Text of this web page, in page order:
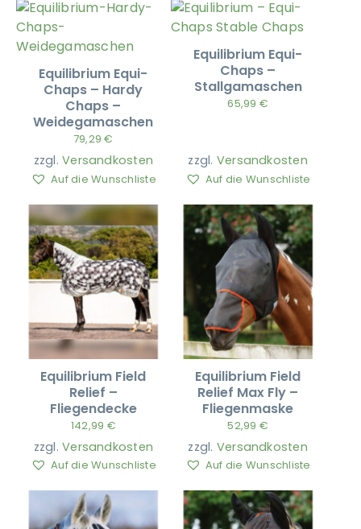
Equilibrium Equi-
Chaps – Hardy
Chaps –
Weidegamaschen
79,29€
zzgl.Versandkosten
Auf die Wunschliste
Equilibrium Equi-
Chaps –
Stallgamaschen
65,99 €
zzgl. Versandkosten
Auf die Wunschliste
Equilibrium Field
Relief –
Fliegendecke
142,99 €
zzgl.Versandkosten
Auf die Wunschliste
Equilibrium Field
Relief Max Fly –
Fliegenmaske
52,99 €
zzgl. Versandkosten
Auf die Wunschliste